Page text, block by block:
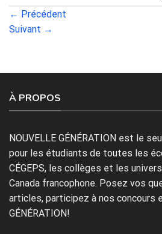
← Précédent
Suivant →
À PROPOS
NOUVELLE GÉNÉRATION est le
pour les étudiants de toutes les
CÉGEPS, les collèges et les
Canada francophone. Posez vos
articles, participez à nos concours
GÉNÉRATION!